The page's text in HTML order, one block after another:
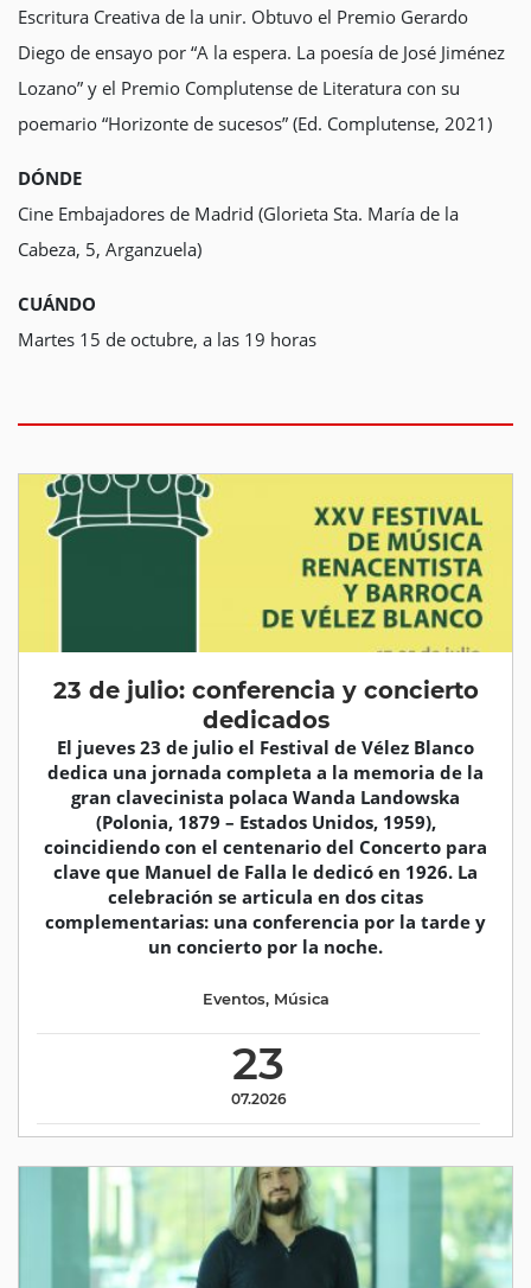
Escritura Creativa de la unir. Obtuvo el Premio Gerardo
Diego de ensayo por “A la espera. La poesía de José Jiménez
Lozano” y el Premio Complutense de Literatura con su
poemario “Horizonte de sucesos” (Ed. Complutense, 2021)
DÓNDE
Cine Embajadores de Madrid (Glorieta Sta. María de la
Cabeza, 5, Arganzuela)
CUÁNDO
Martes 15 de octubre, a las 19 horas
23 de julio: conferencia y concierto
dedicados
El jueves 23 de julio el Festival de Vélez Blanco
dedica una jornada completa a la memoria de la
gran clavecinista polaca Wanda Landowska
(Polonia, 1879 – Estados Unidos, 1959),
coincidiendo con el centenario del Concerto para
clave que Manuel de Falla le dedicó en 1926. La
celebración se articula en dos citas
complementarias: una conferencia por la tarde y
un concierto por la noche.
23
07.2026
Eventos, Música